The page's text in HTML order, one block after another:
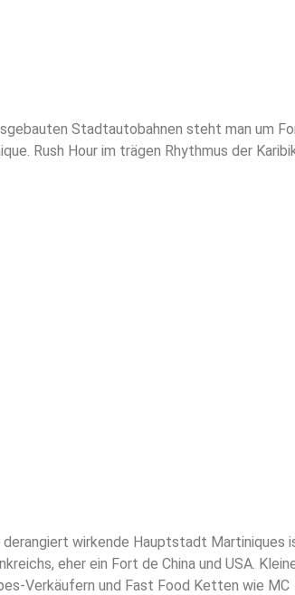
Stadtautobahnen steht man um
Rush Hour im trägen Rhythmus der
wirkende Hauptstadt Martiniques
eher ein Fort de China und USA.
Verkäufern und Fast Food Ketten wie MC